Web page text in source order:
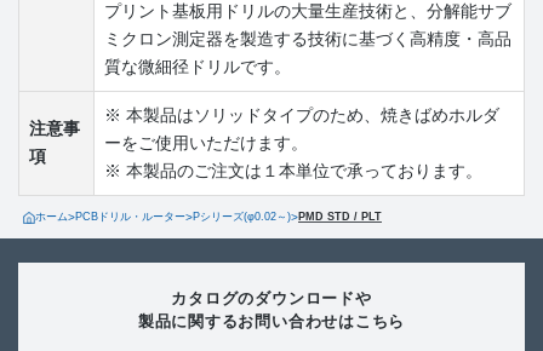
プリント基板用ドリルの大量生産技術と、分解能サブ
ミクロン測定器を製造する技術に基づく高精度・高品
質な微細径ドリルです。
注意事
項
※ 本製品はソリッドタイプのため、焼きばめホルダ
ーをご使用いただけます。
※ 本製品のご注文は１本単位で承っております。
ホーム>PCBドリル・ルーター>Pシリーズ(φ0.02～)> PMD STD / PLT
カタログのダウンロードや
製品に関するお問い合わせはこちら